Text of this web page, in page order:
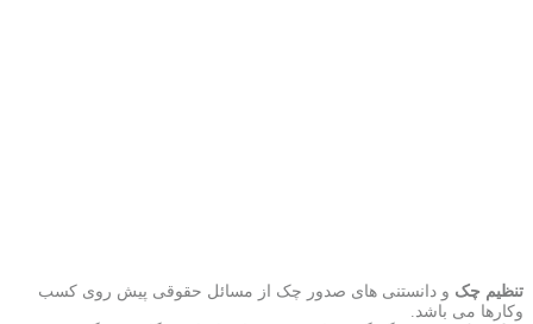
تنظیم چک و دانستنی های صدور چک از مسائل حقوقی پیش روی کسب
وکارها می باشد.